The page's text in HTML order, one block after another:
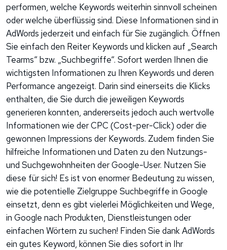
performen, welche Keywords weiterhin sinnvoll scheinen
oder welche überflüssig sind. Diese Informationen sind in
AdWords jederzeit und einfach für Sie zugänglich. Öffnen
Sie einfach den Reiter Keywords und klicken auf „Search
Tearms“ bzw. „Suchbegriffe“. Sofort werden Ihnen die
wichtigsten Informationen zu Ihren Keywords und deren
Performance angezeigt. Darin sind einerseits die Klicks
enthalten, die Sie durch die jeweiligen Keywords
generieren konnten, andererseits jedoch auch wertvolle
Informationen wie der CPC (Cost-per-Click) oder die
gewonnen Impressions der Keywords. Zudem finden Sie
hilfreiche Informationen und Daten zu den Nutzungs-
und Suchgewohnheiten der Google-User. Nutzen Sie
diese für sich! Es ist von enormer Bedeutung zu wissen,
wie die potentielle Zielgruppe Suchbegriffe in Google
einsetzt, denn es gibt vielerlei Möglichkeiten und Wege,
in Google nach Produkten, Dienstleistungen oder
einfachen Wörtern zu suchen! Finden Sie dank AdWords
ein gutes Keyword, können Sie dies sofort in Ihr